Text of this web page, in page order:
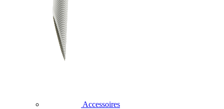
Accessoires